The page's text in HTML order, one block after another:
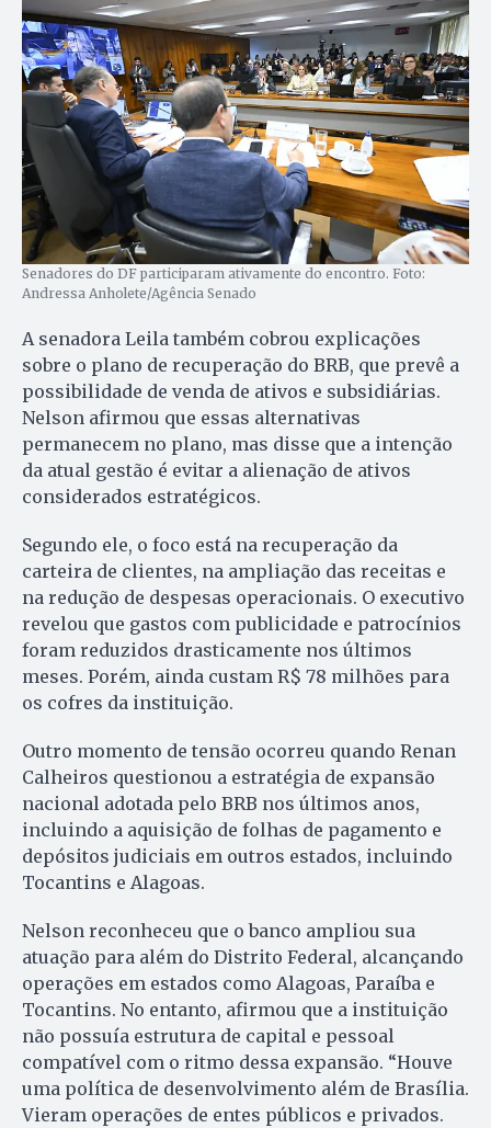
Senadores do DF participaram ativamente do encontro. Foto:
Andressa Anholete/Agência Senado
A senadora Leila também cobrou explicações
sobre o plano de recuperação do BRB, que prevê a
possibilidade de venda de ativos e subsidiárias.
Nelson afirmou que essas alternativas
permanecem no plano, mas disse que a intenção
da atual gestão é evitar a alienação de ativos
considerados estratégicos.
Segundo ele, o foco está na recuperação da
carteira de clientes, na ampliação das receitas e
na redução de despesas operacionais. O executivo
revelou que gastos com publicidade e patrocínios
foram reduzidos drasticamente nos últimos
meses. Porém, ainda custam R$ 78 milhões para
os cofres da instituição.
Outro momento de tensão ocorreu quando Renan
Calheiros questionou a estratégia de expansão
nacional adotada pelo BRB nos últimos anos,
incluindo a aquisição de folhas de pagamento e
depósitos judiciais em outros estados, incluindo
Tocantins e Alagoas.
Nelson reconheceu que o banco ampliou sua
atuação para além do Distrito Federal, alcançando
operações em estados como Alagoas, Paraíba e
Tocantins. No entanto, afirmou que a instituição
não possuía estrutura de capital e pessoal
compatível com o ritmo dessa expansão. “Houve
uma política de desenvolvimento além de Brasília.
Vieram operações de entes públicos e privados.